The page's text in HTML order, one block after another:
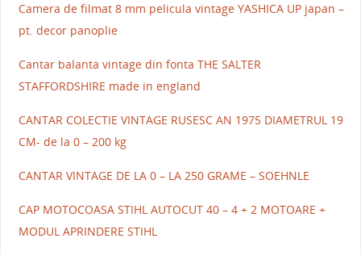
Camera de filmat 8 mm pelicula vintage YASHICA UP japan –
pt. decor panoplie
Cantar balanta vintage din fonta THE SALTER
STAFFORDSHIRE made in england
CANTAR COLECTIE VINTAGE RUSESC AN 1975 DIAMETRUL 19
CM- de la 0 – 200 kg
CANTAR VINTAGE DE LA 0 – LA 250 GRAME – SOEHNLE
CAP MOTOCOASA STIHL AUTOCUT 40 – 4 + 2 MOTOARE +
MODUL APRINDERE STIHL